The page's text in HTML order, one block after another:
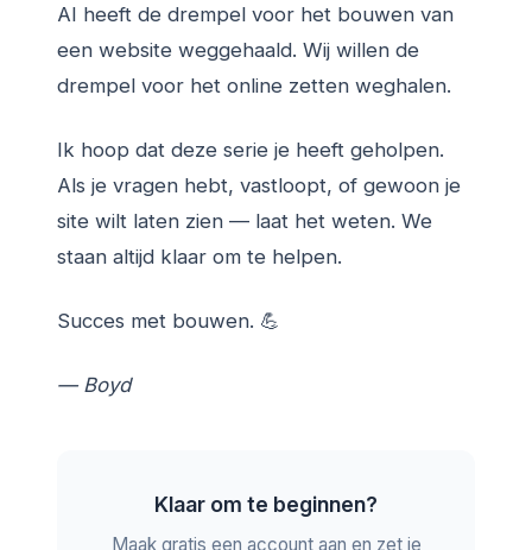
AI heeft de drempel voor het bouwen van
een website weggehaald. Wij willen de
drempel voor het online zetten weghalen.
Ik hoop dat deze serie je heeft geholpen.
Als je vragen hebt, vastloopt, of gewoon je
site wilt laten zien — laat het weten. We
staan altijd klaar om te helpen.
Succes met bouwen. 💪
— Boyd
Klaar om te beginnen?
Maak gratis een account aan en zet je